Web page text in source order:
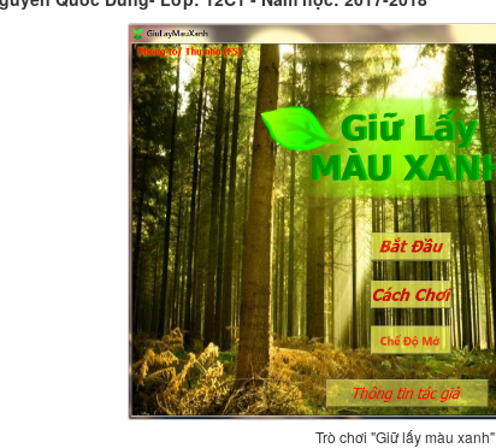
Trò chơi "Giữ lấy màu xanh"